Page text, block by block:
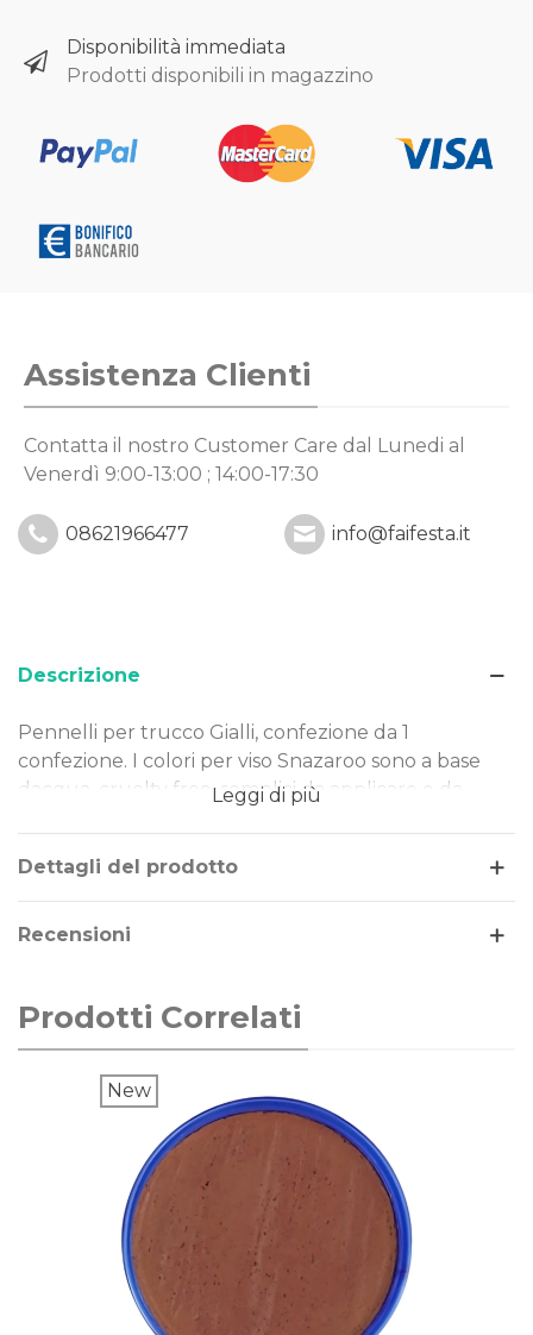
Disponibilità immediata
Prodotti disponibili in magazzino
Assistenza Clienti
Contatta il nostro Customer Care dal Lunedi al
Venerdì 9:00-13:00 ; 14:00-17:30
08621966477 info@faifesta.it
Descrizione
Pennelli per trucco Gialli, confezione da 1
confezione. I colori per viso Snazaroo sono a base
dacqua, cruelty free, semplici da applicare e da
profumi o sostanze tossiche e vengono prodotti
usando soltanto i migliori ingredienti cosmetici
Leggi di più
Dettagli del prodotto
Recensioni
Prodotti Correlati
New